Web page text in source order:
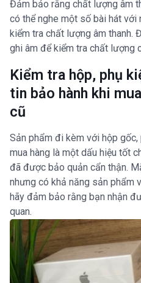
Đảm bảo rằng chất lượng âm
có thể nghe một số bài hát với
kiểm tra chất lượng âm thanh.
ghi âm để kiểm tra chất lượng
Kiểm tra hộp, phụ
tin bảo hành khi
cũ
Sản phẩm đi kèm với hộp
mua hàng là một dấu hiệu tốt
đã được bảo quản cẩn thận.
nhưng có khả năng sản phẩm
hãy đảm bảo rằng bạn nhận
quan.